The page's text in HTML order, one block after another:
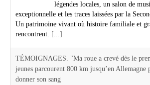
légendes locales, un salon de
exceptionnelle et les traces laissées par la
Un patrimoine vivant où histoire familiale et
rencontrent. [...]
TÉMOIGNAGES. "Ma roue a crevé dès le
jeunes parcourent 800 km jusqu’en Allemagne
donner son sang